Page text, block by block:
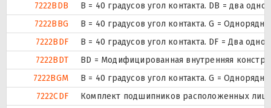
7222BDB
B = 40 градусов угол контакта. DB = два
7222BBG
B = 40 градусов угол контакта. G =
7222BDF
B = 40 градусов угол контакта. DF = Два
7222BDT
BD = Модифицированная внутренняя
7222BGM
B = 40 градусов угол контакта. G =
7222CDF
Комплект подшипников расположенных